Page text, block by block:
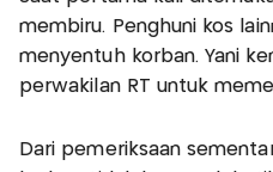
membiru. Penghuni kos
menyentuh korban. Yani
perwakilan RT untuk
Dari pemeriksaan